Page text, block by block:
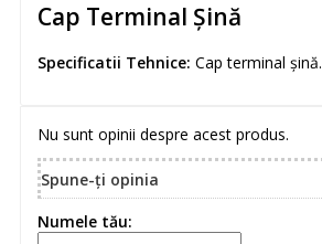
Cap Terminal Șină
Specificatii Tehnice: Cap terminal șină.
Nu sunt opinii despre acest produs.
Spune-ţi opinia
Numele tău: